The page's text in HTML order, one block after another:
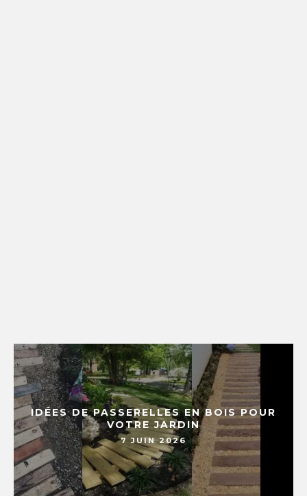
IDÉES DE PASSERELLES EN BOIS POUR
VOTRE JARDIN
7 JUIN 2026